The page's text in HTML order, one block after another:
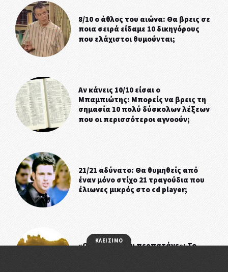
8/10 ο άθλος του αιώνα: Θα βρεις σε
ποια σειρά είδαμε 10 δικηγόρους
που ελάχιστοι θυμούνται;
Αν κάνεις 10/10 είσαι ο
Μπαμπιώτης: Μπορείς να βρεις τη
σημασία 10 πολύ δύσκολων λέξεων
που οι περισσότεροι αγνοούν;
21/21 αδύνατο: Θα θυμηθείς από
έναν μόνο στίχο 21 τραγούδια που
έλιωνες μικρός στο cd player;
«Οι άντρες που περπατάνε»: Το
ΚΛΕΙΣΙΜΟ